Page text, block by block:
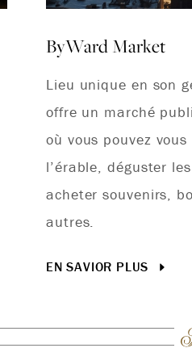
ByWard Market
Lieu unique en son
offre un marché
où vous pouvez
l’érable, déguster
acheter souvenirs,
autres.
EN SAVIOR PLUS